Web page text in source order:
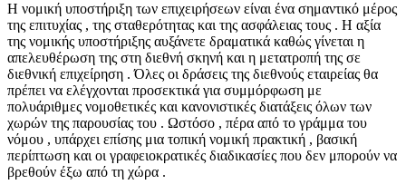
Η νομική υποστήριξη των επιχειρήσεων είναι ένα σημαντικό μέρος
της επιτυχίας , της σταθερότητας και της ασφάλειας τους . Η αξία
της νομικής υποστήριξης αυξάνετε δραματικά καθώς γίνεται η
απελευθέρωση της στη διεθνή σκηνή και η μετατροπή της σε
διεθνική επιχείρηση . Όλες οι δράσεις της διεθνούς εταιρείας θα
πρέπει να ελέγχονται προσεκτικά για συμμόρφωση με
πολυάριθμες νομοθετικές και κανονιστικές διατάξεις όλων των
χωρών της παρουσίας του . Ωστόσο , πέρα από το γράμμα του
νόμου , υπάρχει επίσης μια τοπική νομική πρακτική , βασική
περίπτωση και οι γραφειοκρατικές διαδικασίες που δεν μπορούν να
βρεθούν έξω από τη χώρα .